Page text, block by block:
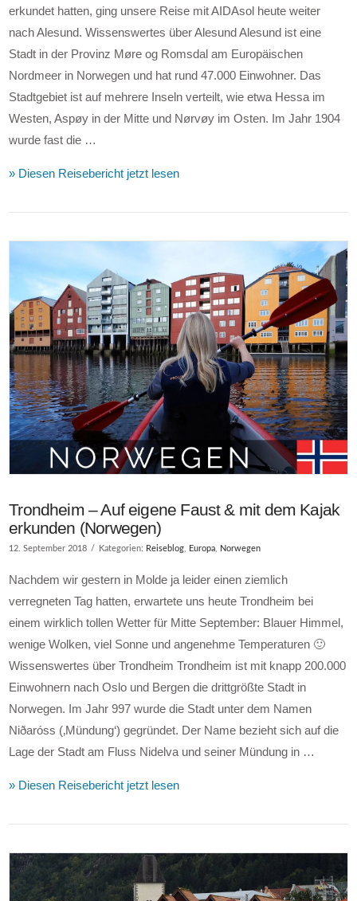
VIEW POST
erkundet hatten, ging unsere Reise mit AIDAsol heute weiter
nach Alesund. Wissenswertes über Alesund Alesund ist eine
Stadt in der Provinz Møre og Romsdal am Europäischen
Nordmeer in Norwegen und hat rund 47.000 Einwohner. Das
Stadtgebiet ist auf mehrere Inseln verteilt, wie etwa Hessa im
Westen, Aspøy in der Mitte und Nørvøy im Osten. Im Jahr 1904
wurde fast die …
» Diesen Reisebericht jetzt lesen
VIEW POST
Trondheim – Auf eigene Faust & mit dem Kajak
erkunden (Norwegen)
12. September 2018 Kategorien: Reiseblog, Europa, Norwegen
Nachdem wir gestern in Molde ja leider einen ziemlich
verregneten Tag hatten, erwartete uns heute Trondheim bei
einem wirklich tollen Wetter für Mitte September: Blauer Himmel,
wenige Wolken, viel Sonne und angenehme Temperaturen 🙂
Wissenswertes über Trondheim Trondheim ist mit knapp 200.000
Einwohnern nach Oslo und Bergen die drittgrößte Stadt in
Norwegen. Im Jahr 997 wurde die Stadt unter dem Namen
Niðaróss (‚Mündung‘) gegründet. Der Name bezieht sich auf die
Lage der Stadt am Fluss Nidelva und seiner Mündung in …
» Diesen Reisebericht jetzt lesen